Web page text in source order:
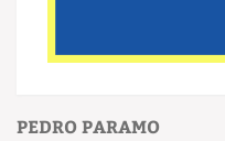
PEDRO PARAMO